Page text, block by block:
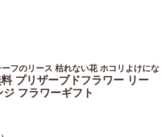
フのリース 枯れない花 ホコリよけにな
プリザーブドフラワー リー
フラワーギフト